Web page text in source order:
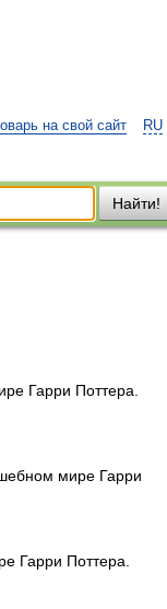
RU
на свой сайт
Найти!
Гарри Поттера.
мире Гарри
Гарри Поттера.